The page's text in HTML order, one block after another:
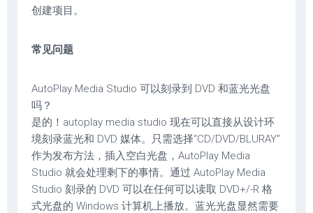
创建项目。
常见问题
AutoPlay Media Studio 可以刻录到 DVD 和蓝光光盘
吗？
是的！autoplay media studio 现在可以直接从设计环
境刻录蓝光和 DVD 媒体。只需选择“CD/DVD/BLURAY”
作为发布方法，插入空白光盘，AutoPlay Media
Studio 就会处理剩下的事情。通过 AutoPlay Media
Studio 刻录的 DVD 可以在任何可以读取 DVD+/-R 格
式光盘的 Windows 计算机上播放。蓝光光盘显然需要